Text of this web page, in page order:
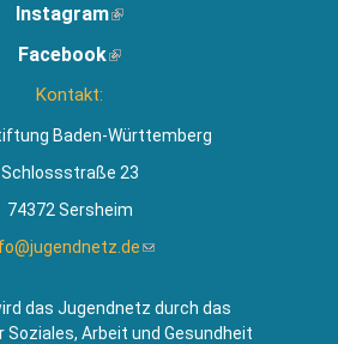
Instagram(Link
extern)
Facebook(Link
Kontakt:
Baden-Württemberg
Schlossstraße 23
74372 Sersheim
(Link
Mail)
das Jugendnetz durch das
Arbeit und Gesundheit